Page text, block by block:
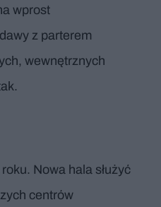
wprost
z parterem
wewnętrznych
Nowa hala służyć
centrów